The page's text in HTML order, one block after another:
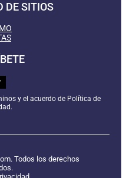
DE SITIOS
y el acuerdo de Política de
Todos los derechos